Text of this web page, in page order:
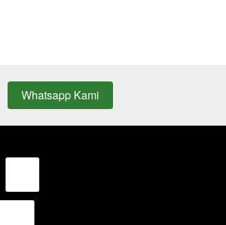
`
Whatsapp Kami